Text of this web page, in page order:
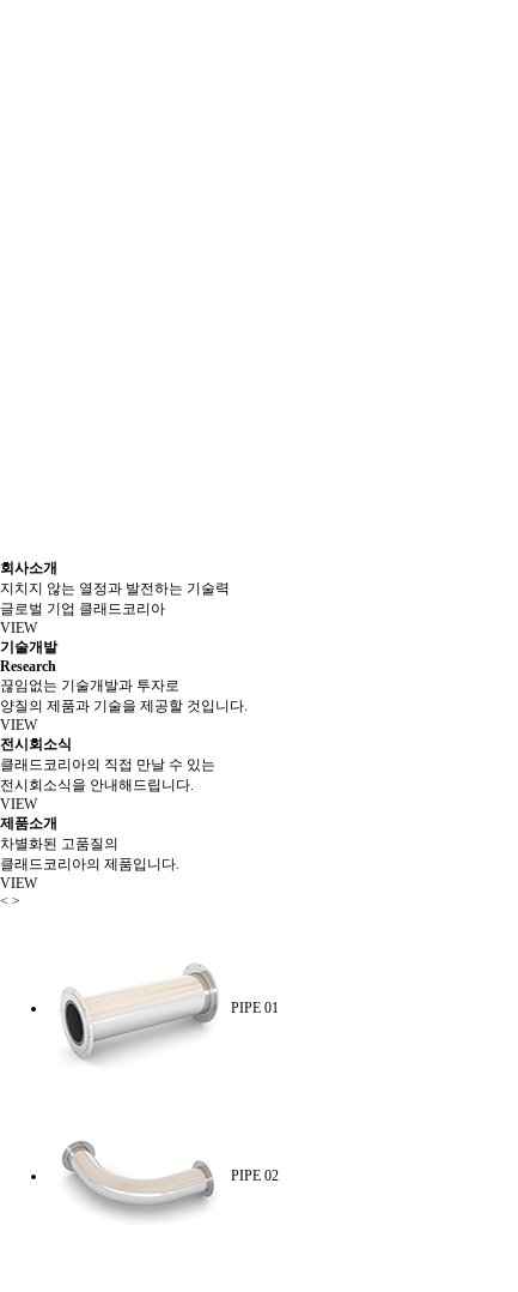
회사소개
지치지 않는 열정과 발전하는 기술력
글로벌 기업 클래드코리아
VIEW
기술개발
Research
끊임없는 기술개발과 투자로
양질의 제품과 기술을 제공할 것입니다.
VIEW
전시회소식
클래드코리아의 직접 만날 수 있는
전시회소식을 안내해드립니다.
VIEW
제품소개
차별화된 고품질의
클래드코리아의 제품입니다.
VIEW
< >
PIPE 01
PIPE 02